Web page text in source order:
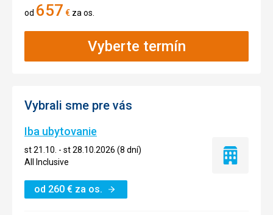
od 657 € za os.
Vyberte termín
Vybrali sme pre vás
Iba ubytovanie
st 21.10. - st 28.10.2026 (8 dní)
All Inclusive
od 260 € za os.
Iba